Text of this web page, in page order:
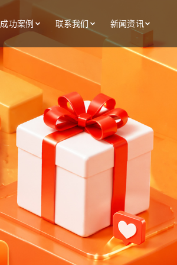
成功案例 联系我们 新闻资讯